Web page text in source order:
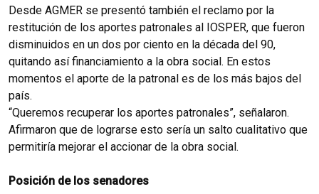
Desde AGMER se presentó también el reclamo por la
restitución de los aportes patronales al IOSPER, que fueron
disminuidos en un dos por ciento en la década del 90,
quitando así financiamiento a la obra social. En estos
momentos el aporte de la patronal es de los más bajos del
país.
“Queremos recuperar los aportes patronales”, señalaron.
Afirmaron que de lograrse esto sería un salto cualitativo que
permitiría mejorar el accionar de la obra social.
Posición de los senadores